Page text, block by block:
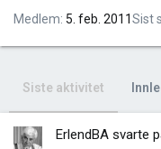
Medlem 5. feb. 2011Sist
Siste aktivitet
ErlendBA svarte